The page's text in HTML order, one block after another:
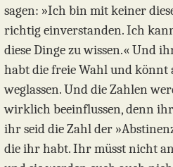
sagen: »Ich bin mit keiner
richtig einverstanden. Ich
diese Dinge zu wissen.« Und
habt die freie Wahl und könnt
weglassen. Und die Zahlen
wirklich beeinflussen, denn ihr
ihr seid die Zahl der
die ihr habt. Ihr müsst nicht